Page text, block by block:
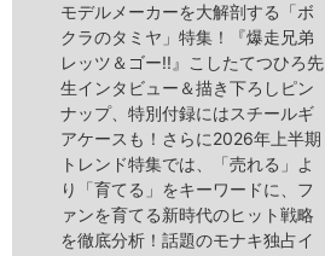
モデルメーカーを大解剖する「ボ
クラのタミヤ」特集！『爆走兄弟
レッツ＆ゴー!!』こしたてつひろ先
生インタビュー＆描き下ろしピン
ナップ、特別付録にはスチールギ
アケースも！さらに2026年上半期
トレンド特集では、「売れる」よ
り「育てる」をキーワードに、フ
ァンを育てる新時代のヒット戦略
を徹底分析！話題のモナキ独占イ